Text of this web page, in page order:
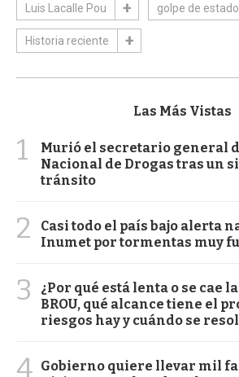
Luis Lacalle Pou golpe de estado
Historia reciente
Las Más Vistas
1
Murió el secretario general
Nacional de Drogas tras un
tránsito
2
Casi todo el país bajo alerta
Inumet por tormentas muy
3
¿Por qué está lenta o se cae
BROU, qué alcance tiene el
riesgos hay y cuándo se
4 Gobierno quiere llevar mil